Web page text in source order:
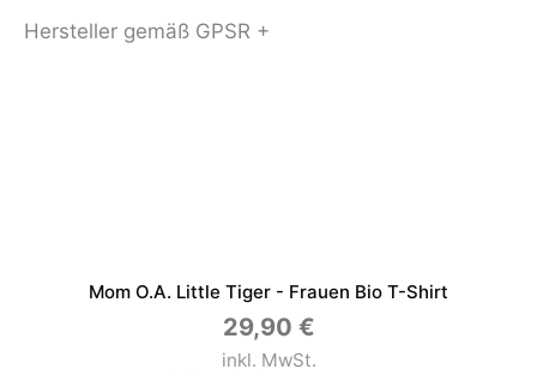
Hersteller gemäß GPSR +
Mom O.a. Little Tiger - Frauen Bio T-Shirt
29,90 €
inkl. MwSt.